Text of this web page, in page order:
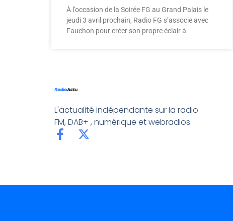
À l’occasion de la Soirée FG au Grand Palais le
jeudi 3 avril prochain, Radio FG s’associe avec
Fauchon pour créer son propre éclair à
L'actualité indépendante sur la radio
FM, DAB+ , numérique et webradios.